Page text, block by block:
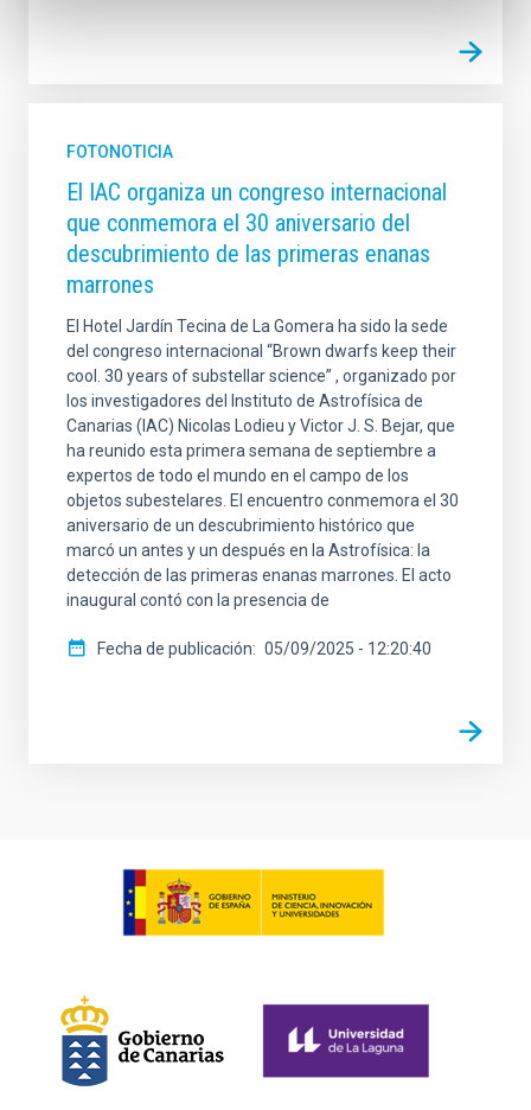
FOTONOTICIA
El IAC organiza un congreso internacional
que conmemora el 30 aniversario del
descubrimiento de las primeras enanas
marrones
El Hotel Jardín Tecina de La Gomera ha sido la sede
del congreso internacional “Brown dwarfs keep their
cool. 30 years of substellar science” , organizado por
los investigadores del Instituto de Astrofísica de
Canarias (IAC) Nicolas Lodieu y Victor J. S. Bejar, que
ha reunido esta primera semana de septiembre a
expertos de todo el mundo en el campo de los
objetos subestelares. El encuentro conmemora el 30
aniversario de un descubrimiento histórico que
marcó un antes y un después en la Astrofísica: la
detección de las primeras enanas marrones. El acto
inaugural contó con la presencia de
Fecha de publicación 05/09/2025 - 12:20:40